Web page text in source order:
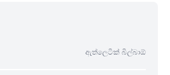
ඇත්ලෙටික් බිල්බාඕ